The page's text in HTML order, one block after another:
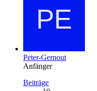
Peter-Gernout
Anfänger
Beiträge